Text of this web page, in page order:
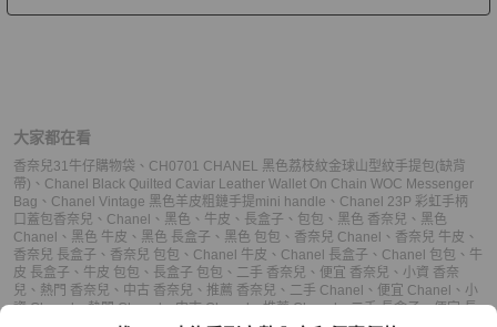
大家都在看
香奈兒31牛仔購物袋 、 CH0701 CHANEL 黑色荔枝紋金球山型紋手提包(缺背
帶) 、 Chanel Black Quilted Caviar Leather Wallet On Chain WOC Messenger
Bag 、 Chanel Vintage 黑色羊皮粗鏈手提mini handle 、 Chanel 23P 彩虹手柄
口蓋包 香奈兒 、 Chanel 、 黑色 、 牛皮 、 長盒子 、 包包 、 黑色 香奈兒 、 黑色
Chanel 、 黑色 牛皮 、 黑色 長盒子 、 黑色 包包 、 香奈兒 Chanel 、 香奈兒 牛皮 、
香奈兒 長盒子 、 香奈兒 包包 、 Chanel 牛皮 、 Chanel 長盒子 、 Chanel 包包 、 牛
皮 長盒子 、 牛皮 包包 、 長盒子 包包 、 二手 香奈兒 、 便宜 香奈兒 、 小資 香奈
兒 、 熱門 香奈兒 、 中古 香奈兒 、 推薦 香奈兒 、 二手 Chanel 、 便宜 Chanel 、 小
資 Chanel、熱門 Chanel、中古 Chanel、推薦 Chanel、二手 長盒子、便宜 長